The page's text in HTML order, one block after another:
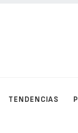
TENDENCIAS